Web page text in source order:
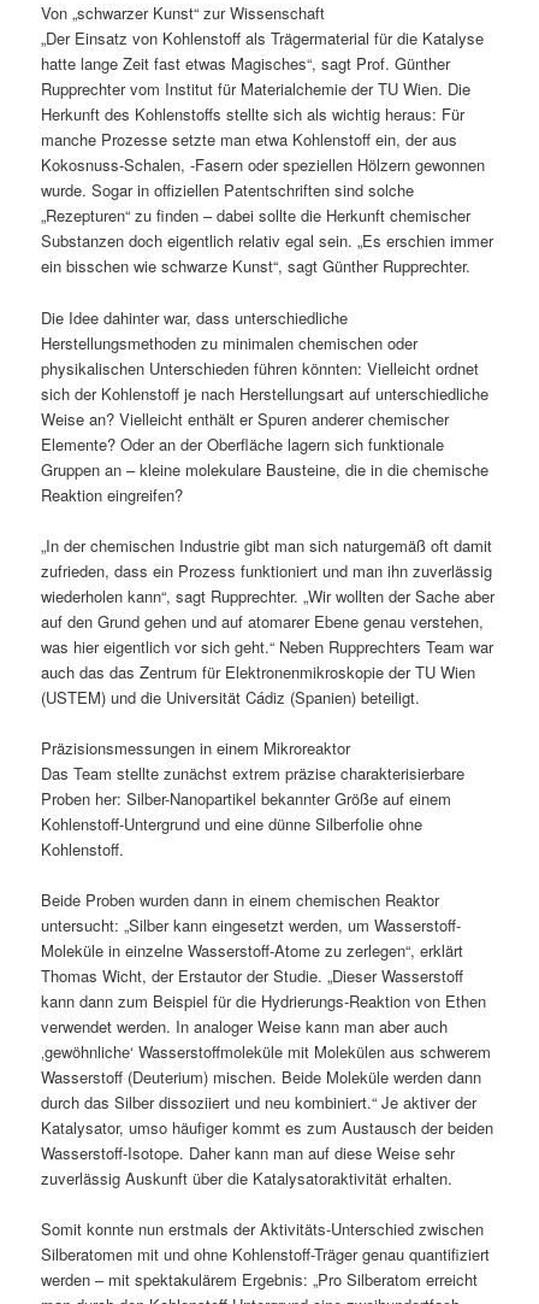
Von „schwarzer Kunst“ zur Wissenschaft
„Der Einsatz von Kohlenstoff als Trägermaterial für die Katalyse
hatte lange Zeit fast etwas Magisches“, sagt Prof. Günther
Rupprechter vom Institut für Materialchemie der TU Wien. Die
Herkunft des Kohlenstoffs stellte sich als wichtig heraus: Für
manche Prozesse setzte man etwa Kohlenstoff ein, der aus
Kokosnuss-Schalen, -Fasern oder speziellen Hölzern gewonnen
wurde. Sogar in offiziellen Patentschriften sind solche
„Rezepturen“ zu finden – dabei sollte die Herkunft chemischer
Substanzen doch eigentlich relativ egal sein. „Es erschien immer
ein bisschen wie schwarze Kunst“, sagt Günther Rupprechter.
Die Idee dahinter war, dass unterschiedliche
Herstellungsmethoden zu minimalen chemischen oder
physikalischen Unterschieden führen könnten: Vielleicht ordnet
sich der Kohlenstoff je nach Herstellungsart auf unterschiedliche
Weise an? Vielleicht enthält er Spuren anderer chemischer
Elemente? Oder an der Oberfläche lagern sich funktionale
Gruppen an – kleine molekulare Bausteine, die in die chemische
Reaktion eingreifen?
„In der chemischen Industrie gibt man sich naturgemäß oft damit
zufrieden, dass ein Prozess funktioniert und man ihn zuverlässig
wiederholen kann“, sagt Rupprechter. „Wir wollten der Sache aber
auf den Grund gehen und auf atomarer Ebene genau verstehen,
was hier eigentlich vor sich geht.“ Neben Rupprechters Team war
auch das das Zentrum für Elektronenmikroskopie der TU Wien
(USTEM) und die Universität Cádiz (Spanien) beteiligt.
Präzisionsmessungen in einem Mikroreaktor
Das Team stellte zunächst extrem präzise charakterisierbare
Proben her: Silber-Nanopartikel bekannter Größe auf einem
Kohlenstoff-Untergrund und eine dünne Silberfolie ohne
Kohlenstoff.
Beide Proben wurden dann in einem chemischen Reaktor
untersucht: „Silber kann eingesetzt werden, um Wasserstoff-
Moleküle in einzelne Wasserstoff-Atome zu zerlegen“, erklärt
Thomas Wicht, der Erstautor der Studie. „Dieser Wasserstoff
kann dann zum Beispiel für die Hydrierungs-Reaktion von Ethen
verwendet werden. In analoger Weise kann man aber auch
‚gewöhnliche‘ Wasserstoffmoleküle mit Molekülen aus schwerem
Wasserstoff (Deuterium) mischen. Beide Moleküle werden dann
durch das Silber dissoziiert und neu kombiniert.“ Je aktiver der
Katalysator, umso häufiger kommt es zum Austausch der beiden
Wasserstoff-Isotope. Daher kann man auf diese Weise sehr
zuverlässig Auskunft über die Katalysatoraktivität erhalten.
Somit konnte nun erstmals der Aktivitäts-Unterschied zwischen
Silberatomen mit und ohne Kohlenstoff-Träger genau quantifiziert
werden – mit spektakulärem Ergebnis: „Pro Silberatom erreicht